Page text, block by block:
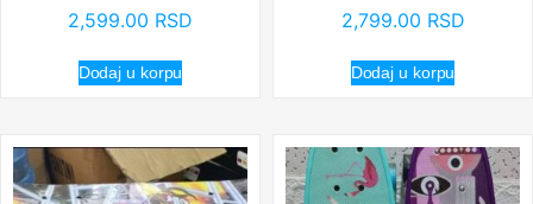
2,599.00 RSD
Dodaj u korpu
2,799.00 RSD
Dodaj u korpu